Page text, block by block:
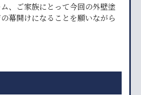
、ご家族にとって今回の外壁塗
幕開けになることを願いながら